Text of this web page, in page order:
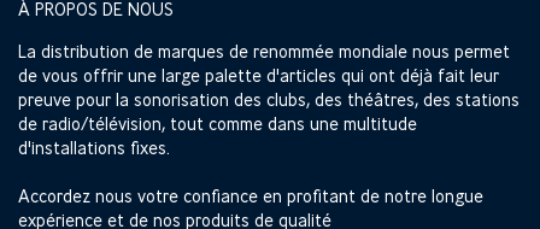
À PROPOS DE NOUS
La distribution de marques de renommée mondiale nous permet
de vous offrir une large palette d'articles qui ont déjà fait leur
preuve pour la sonorisation des clubs, des théâtres, des stations
de radio/télévision, tout comme dans une multitude
d'installations fixes.
Accordez nous votre confiance en profitant de notre longue
expérience et de nos produits de qualité